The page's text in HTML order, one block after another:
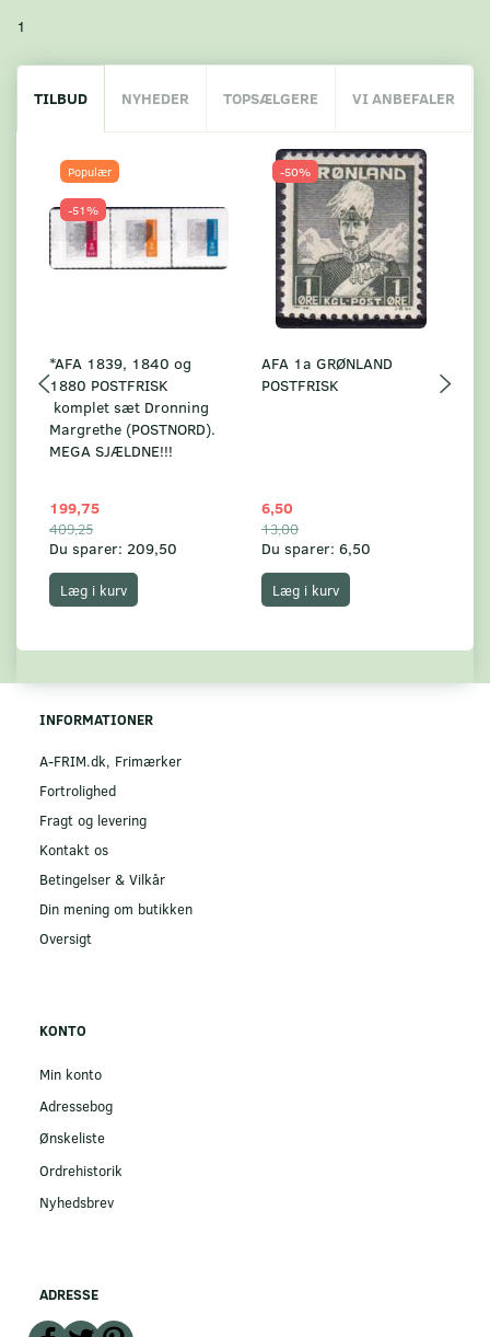
1
TILBUD NYHEDER TOPSÆLGERE VI ANBEFALER
Populær
-51%
*AFA 1839, 1840 og
1880 POSTFRISK
komplet sæt Dronning
Margrethe (POSTNORD).
MEGA SJÆLDNE!!!
199,75
409,25
Du sparer: 209,50
Læg i kurv
-50%
AFA 1a GRØNLAND
POSTFRISK
6,50
13,00
Du sparer: 6,50
Læg i kurv
INFORMATIONER
A-FRIM.dk, Frimærker
Fortrolighed
Fragt og levering
Kontakt os
Betingelser & Vilkår
Din mening om butikken
Oversigt
KONTO
Min konto
Adressebog
Ønskeliste
Ordrehistorik
Nyhedsbrev
ADRESSE